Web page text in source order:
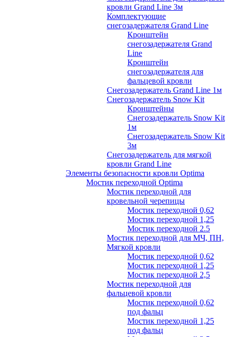
кровли Grand Line 3м
Комплектующие
снегозадержателя Grand Line
Кронштейн
снегозадержателя Grand
Line
Кронштейн
снегозадержателя для
фальцевой кровли
Снегозадержатель Grand Line 1м
Снегозадержатель Snow Kit
Кронштейны
Снегозадержатель Snow Kit
1м
Снегозадержатель Snow Kit
3м
Снегозадержатель для мягкой
кровли Grand Line
Элементы безопасности кровли Optima
Мостик переходной Optima
Мостик переходной для
кровельной черепицы
Мостик переходной 0,62
Мостик переходной 1,25
Мостик переходной 2.5
Мостик переходной для МЧ, ПН,
Мягкой кровли
Мостик переходной 0,62
Мостик переходной 1,25
Мостик переходной 2,5
Мостик переходной для
фальцевой кровли
Мостик переходной 0,62
под фальц
Мостик переходной 1,25
под фальц